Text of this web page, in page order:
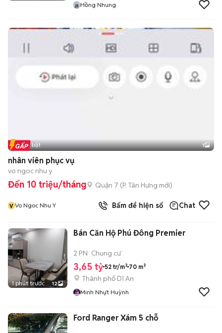
Hồng Nhung
Tin nổi bật 1
nhân viên phục vụ
vo ngoc nhu y
Đến 10 triệu/tháng Quận 7 (P. Tân Hưng mới)
v Vo Ngoc Nhu Y Bấm để hiện số Chat
1 phút trước 12
Bán Căn Hộ Phú Đông Premier
2 PN Chung cư
3,65 tỷ 52 tr/m² 70 m²
Thành phố Dĩ An
Minh Nhựt Huỳnh
Ford Ranger Xám 5 chỗ